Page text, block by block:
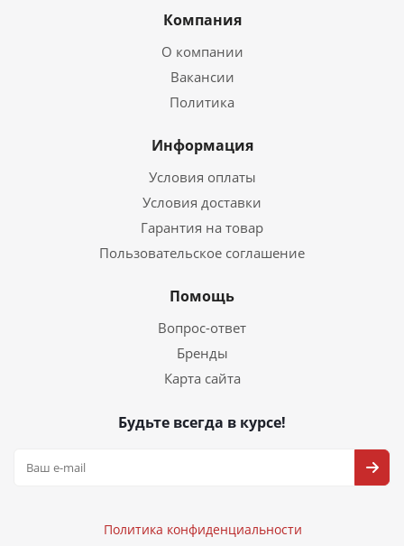
Компания
О компании
Вакансии
Политика
Информация
Условия оплаты
Условия доставки
Гарантия на товар
Пользовательское соглашение
Помощь
Вопрос-ответ
Бренды
Карта сайта
Будьте всегда в курсе!
Политика конфиденциальности